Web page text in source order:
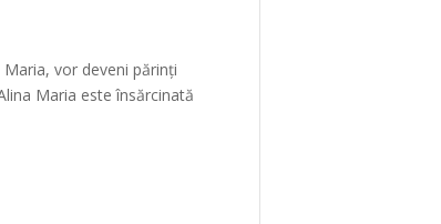
vor deveni părinți
Maria este însărcinată